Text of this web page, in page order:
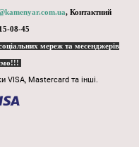
, Контактний
08-45
мереж та месенджерів
VISA, Mastercard та інші.